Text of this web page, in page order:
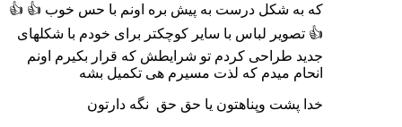
که به شکل درست به پیش بره اونم‌ با حس خوب 👍 👍
👍 تصویر لباس با سایر کوچکتر برای خودم با شکلهای
جدید طراحی کردم‌ تو شرایطش که قرار بکیرم اونم
انحام میدم که لذت مسیرم هی تکمیل بشه
خدا پشت وپناهتون یا حق حق نگه دارتون